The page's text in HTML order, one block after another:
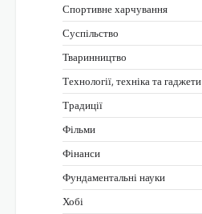
Спортивне харчування
Суспільство
Тваринництво
Технології, техніка та гаджети
Традиції
Фільми
Фінанси
Фундаментальні науки
Хобі